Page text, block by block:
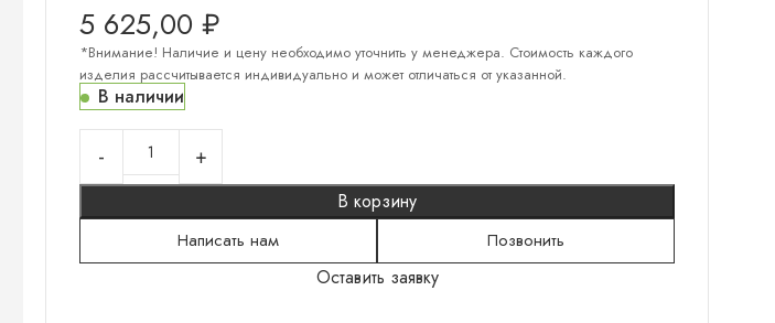
КОЛЛЕКЦИИ "СЕРЕБРО"
Серебряный север
Русский сувенир
Санкт-Петербург
Серебряные браслеты
Подвески
5 625,00 ₽
*Внимание! Наличие и цену необходимо уточнить у менеджера. Стоимость каждого
изделия рассчитывается индивидуально и может отличаться от указанной.
В наличии
В корзину
Написать нам Позвонить
Оставить заявку